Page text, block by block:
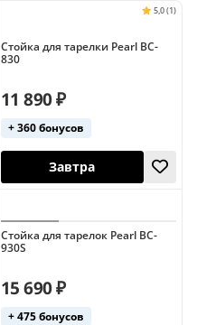
TAMBURO
Стойка для тарелки Pearl BC-
830
11 890 ₽
+ 360 бонусов
Завтра
Стойка для тарелок Pearl BC-
930S
15 690 ₽
+ 475 бонусов